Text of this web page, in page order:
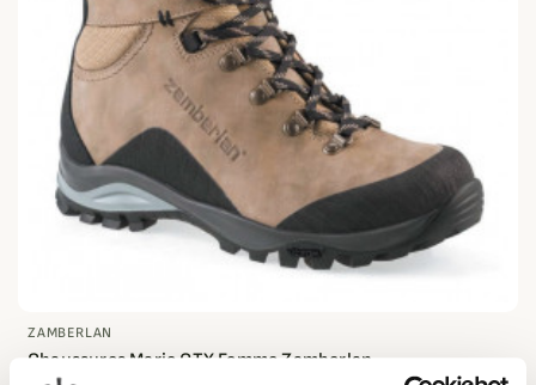
ZAMBERLAN
Chaussures Marie GTX Femme Zamberlan